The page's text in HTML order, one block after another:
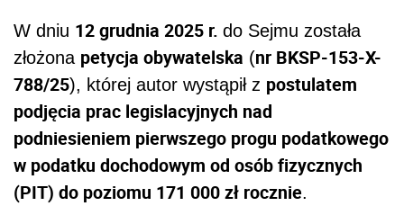
W dniu 12 grudnia 2025 r. do Sejmu została
złożona petycja obywatelska (nr BKSP-153-X-
788/25), której autor wystąpił z postulatem
podjęcia prac legislacyjnych nad
podniesieniem pierwszego progu podatkowego
w podatku dochodowym od osób fizycznych
(PIT) do poziomu 171 000 zł rocznie.